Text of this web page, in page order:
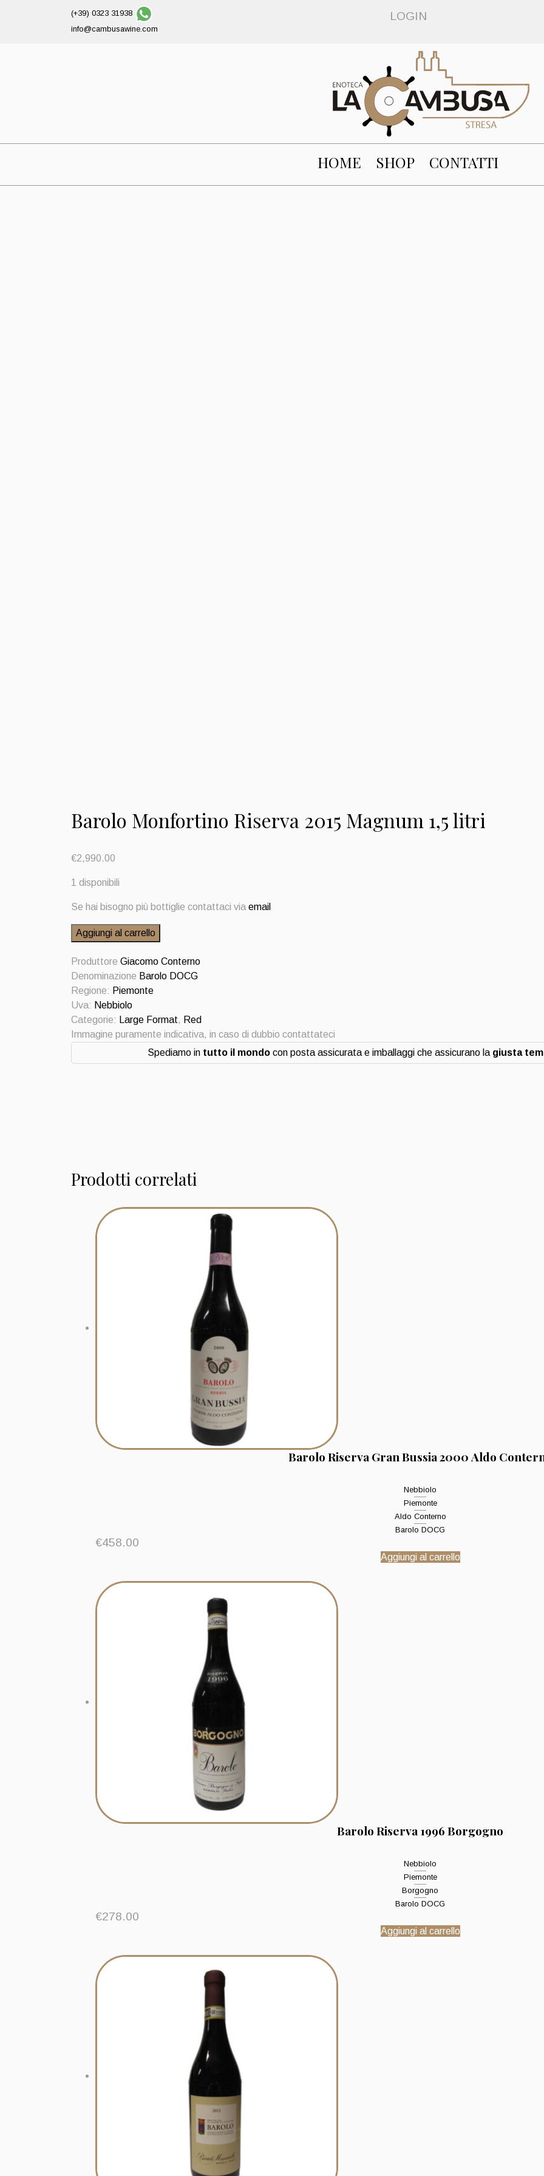
(+39) 0323 31938
info@cambusawine.com
LOGIN
HOME SHOP CONTATTI
Barolo Monfortino Riserva 2015 Magnum 1,5 litri
€2,990.00
1 disponibili
Se hai bisogno più bottiglie contattaci via email
Barolo
Monfortino
Riserva
2015
Magnum
1,5
litri
quantità
Aggiungi al carrello
Produttore Giacomo Conterno
Denominazione Barolo DOCG
Regione: Piemonte
Uva: Nebbiolo
Categorie: Large Format, Red
Immagine puramente indicativa, in caso di dubbio contattateci
Spediamo in tutto il mondocon posta assicurata e imballaggi che assicurano la giusta
Prodotti correlati
Barolo Riserva Gran Bussia 2000 Aldo
Nebbiolo
Piemonte
Aldo Conterno
Barolo DOCG
€458.00
Aggiungi al carrello
Barolo Riserva 1996 Borgogno
Nebbiolo
Piemonte
Borgogno
Barolo DOCG
€278.00
Aggiungi al carrello